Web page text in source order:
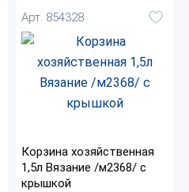
Арт. 854328
Корзина хозяйственная
1,5л Вязание /м2368/ с
крышкой